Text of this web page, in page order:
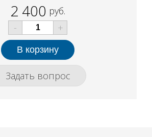
2 400 руб.
-
+
Задать вопрос